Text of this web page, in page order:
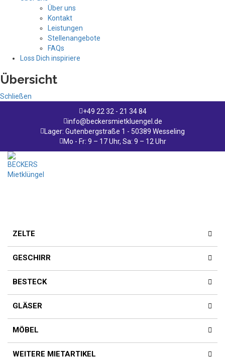
Über uns
Kontakt
Leistungen
Stellenangebote
FAQs
Loss Dich inspiriere
Übersicht
Schließen
+49 22 32 - 21 34 84
info@beckersmietkluengel.de
Lager: Gutenbergstraße 1 - 50389 Wesseling
Mo - Fr: 9 – 17 Uhr, Sa: 9 – 12 Uhr
ZELTE
GESCHIRR
BESTECK
GLÄSER
MÖBEL
WEITERE MIETARTIKEL